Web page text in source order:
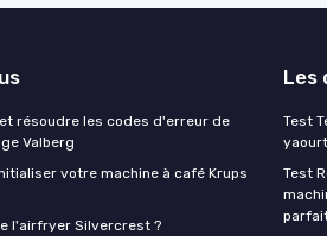
résoudre les codes d'erreur de
Valberg
votre machine à café Krups
l'airfryer Silvercrest ?
Les
Test
Test